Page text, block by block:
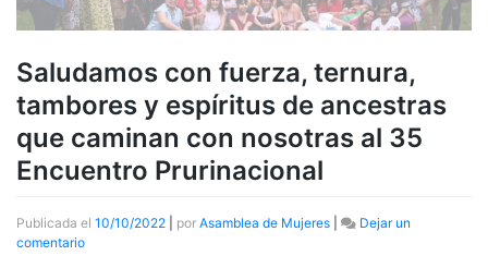
Saludamos con fuerza, ternura,
tambores y espíritus de ancestras
que caminan con nosotras al 35
Encuentro Prurinacional
Publicada el 10/10/2022 por Asamblea de Mujeres
Dejar un
comentarioen